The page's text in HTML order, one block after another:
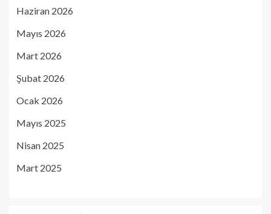
Haziran 2026
Mayıs 2026
Mart 2026
Şubat 2026
Ocak 2026
Mayıs 2025
Nisan 2025
Mart 2025